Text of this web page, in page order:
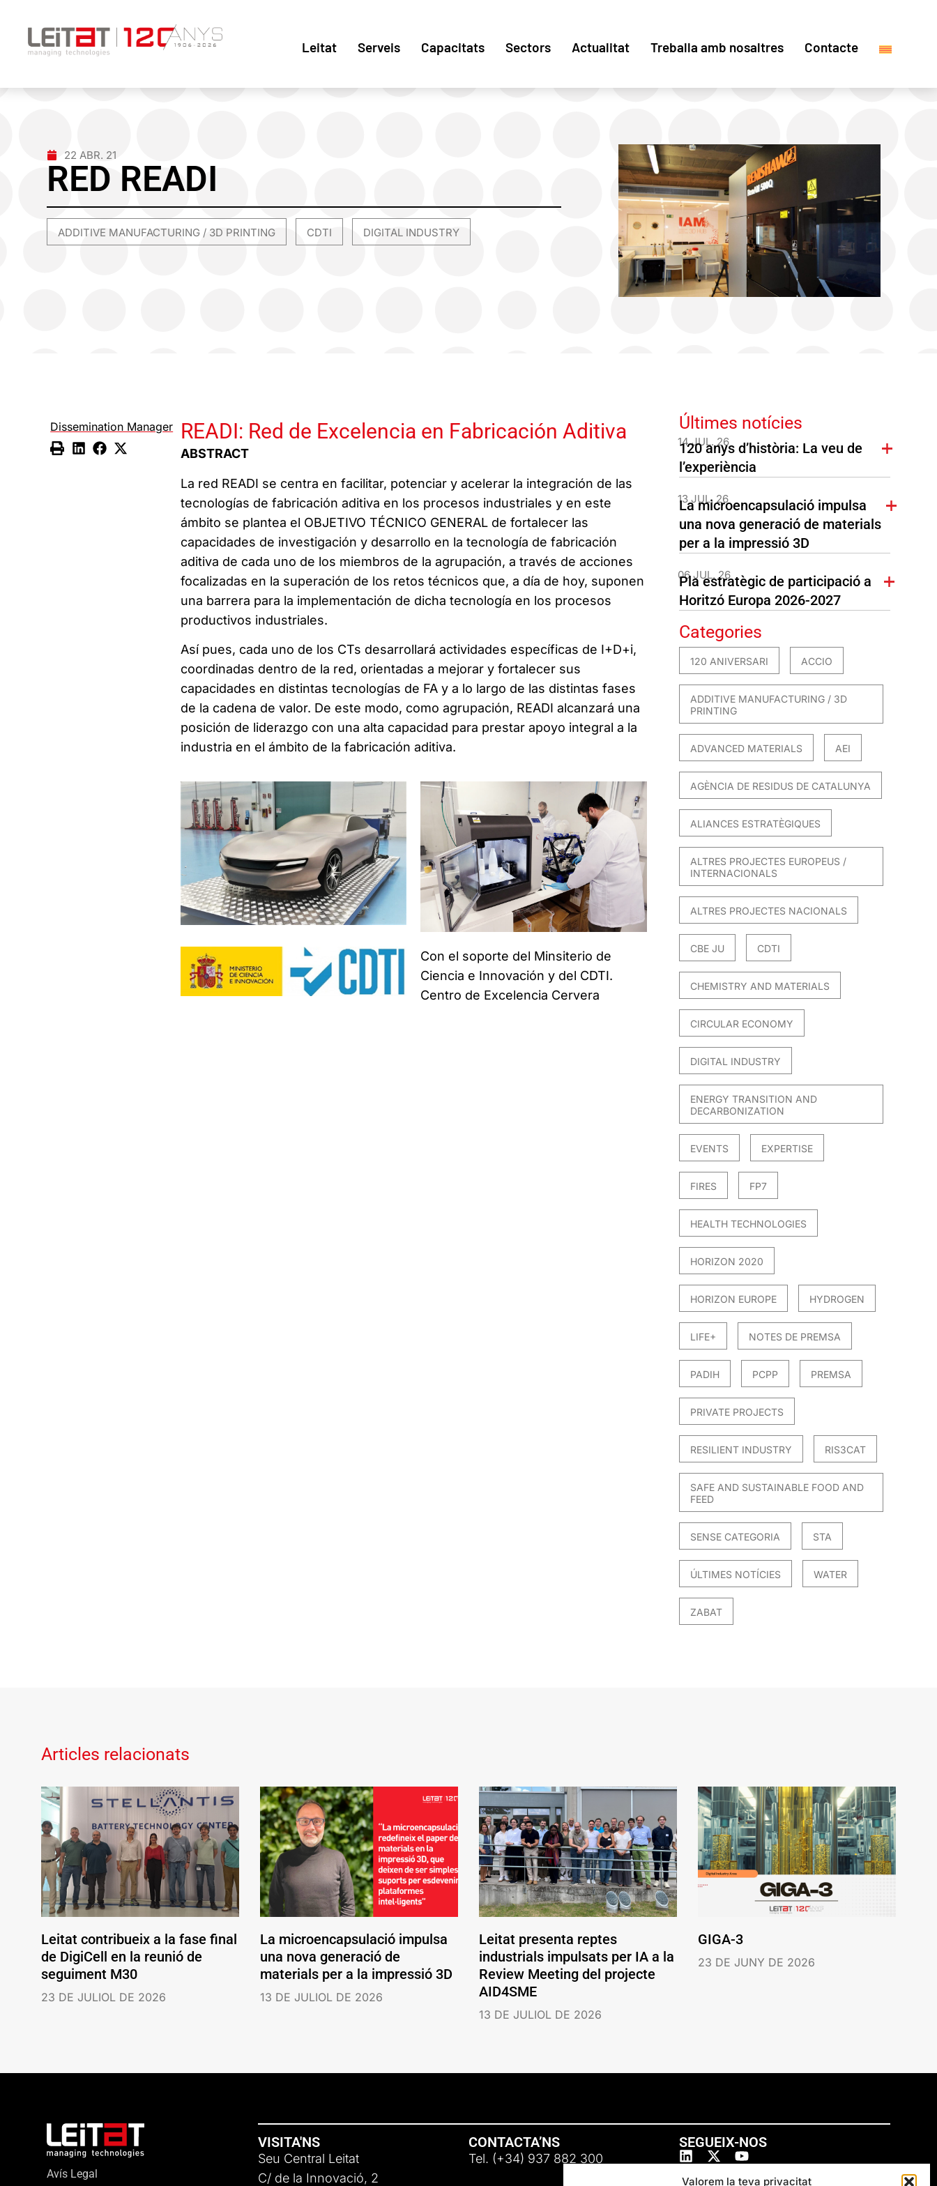
Valorem la teva privacitat
Leitat Serveis Capacitats Sectors Actualitat Treballa amb nosaltres Contacte
22 ABR. 21
RED READI
ADDITIVE MANUFACTURING / 3D PRINTING CDTI DIGITAL INDUSTRY
Dissemination Manager READI: Red de Excelencia en Fabricación Aditiva
ABSTRACT
La red READI se centra en facilitar, potenciar y acelerar la integración de las
tecnologías de fabricación aditiva en los procesos industriales y en este
ámbito se plantea el OBJETIVO TÉCNICO GENERAL de fortalecer las
capacidades de investigación y desarrollo en la tecnología de fabricación
aditiva de cada uno de los miembros de la agrupación, a través de acciones
focalizadas en la superación de los retos técnicos que, a día de hoy, suponen
una barrera para la implementación de dicha tecnología en los procesos
productivos industriales.
Así pues, cada uno de los CTs desarrollará actividades específicas de I+D+i,
coordinadas dentro de la red, orientadas a mejorar y fortalecer sus
capacidades en distintas tecnologías de FA y a lo largo de las distintas fases
de la cadena de valor. De este modo, como agrupación, READI alcanzará una
posición de liderazgo con una alta capacidad para prestar apoyo integral a la
industria en el ámbito de la fabricación aditiva.
Con el soporte del Minsiterio de
Ciencia e Innovación y del CDTI.
Centro de Excelencia Cervera
Últimes notícies
14 JUL. 26
120 anys d’història: La veu de
l’experiència
13 JUL. 26
La microencapsulació impulsa
una nova generació de materials
per a la impressió 3D
06 JUL. 26
Pla estratègic de participació a
Horitzó Europa 2026-2027
Categories
120 ANIVERSARI ACCIO
ADDITIVE MANUFACTURING / 3D
PRINTING
ADVANCED MATERIALS AEI
AGÈNCIA DE RESIDUS DE CATALUNYA
ALIANCES ESTRATÈGIQUES
ALTRES PROJECTES EUROPEUS /
INTERNACIONALS
ALTRES PROJECTES NACIONALS
CBE JU CDTI
CHEMISTRY AND MATERIALS
CIRCULAR ECONOMY
DIGITAL INDUSTRY
ENERGY TRANSITION AND
DECARBONIZATION
EVENTS EXPERTISE
FIRES FP7
HEALTH TECHNOLOGIES
HORIZON 2020
HORIZON EUROPE HYDROGEN
LIFE+ NOTES DE PREMSA
PADIH PCPP PREMSA
PRIVATE PROJECTS
RESILIENT INDUSTRY RIS3CAT
SAFE AND SUSTAINABLE FOOD AND
FEED
SENSE CATEGORIA STA
ÚLTIMES NOTÍCIES WATER
ZABAT
Articles relacionats
Leitat contribueix a la fase final
de DigiCell en la reunió de
seguiment M30
23 DE JULIOL DE 2026
La microencapsulació impulsa
una nova generació de
materials per a la impressió 3D
13 DE JULIOL DE 2026
Leitat presenta reptes
industrials impulsats per IA a la
Review Meeting del projecte
AID4SME
13 DE JULIOL DE 2026
GIGA-3
23 DE JUNY DE 2026
Avís Legal
VISITA'NS
Seu Central Leitat
C/ de la Innovació, 2
CONTACTA’NS
Tel. (+34) 937 882 300
SEGUEIX-NOS